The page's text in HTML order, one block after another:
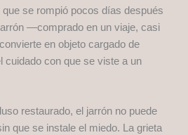
se rompió pocos días después
—comprado en un viaje, casi
en objeto cargado de
cuidado con que se viste a un
restaurado, el jarrón no puede
que se instale el miedo. La grieta